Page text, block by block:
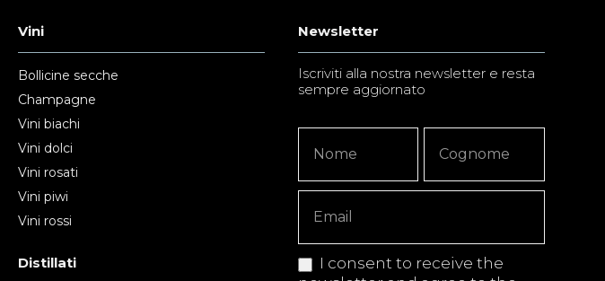
Vini
Bollicine secche
Champagne
Vini biachi
Vini dolci
Vini rosati
Vini piwi
Vini rossi
Distillati
Newsletter
Iscriviti alla nostra newsletter e resta
sempre aggiornato
Signup
Copy
I consent to receive the